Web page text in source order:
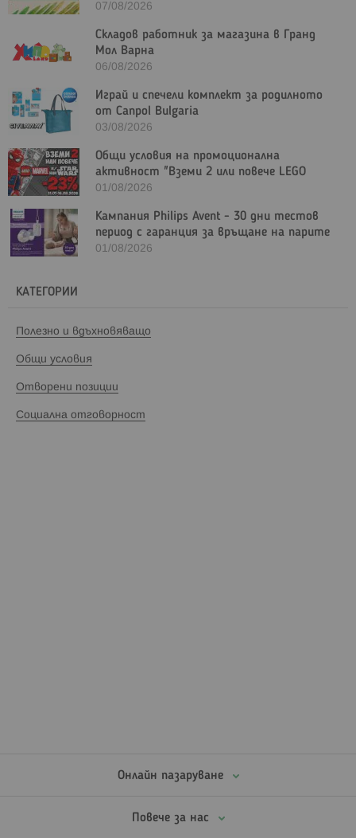
07/08/2026
Складов работник за магазина в Гранд
Мол Варна
06/08/2026
Играй и спечели комплект за родилното
от Canpol Bulgaria
03/08/2026
Общи условия на промоционална
активност "Вземи 2 или повече LEGO
Marvel и/или LEGO Star Wars с - 23%"
01/08/2026
Кампания Philips Avent - 30 дни тестов
период с гаранция за връщане на парите
01/08/2026
КАТЕГОРИИ
Полезно и вдъхновяващо
Общи условия
Отворени позиции
Социална отговорност
Онлайн пазаруване
Повече за нас